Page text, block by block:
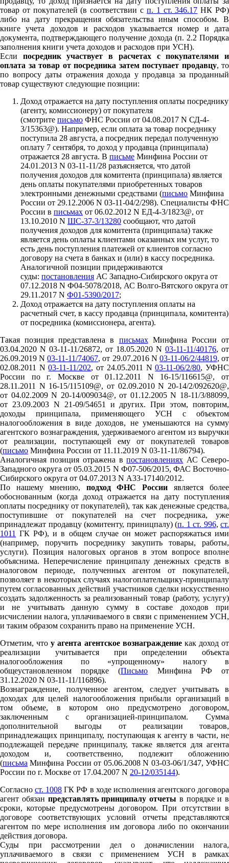
товар от покупателей (в соответствии с п. 1 ст. 346.17 НК РФ)
либо на дату прекращения обязательства иным способом. В
книге учета доходов и расходов указывается номер и дата
документа, подтверждающего получение дохода (п. 2.2 Порядка
заполнения книги учета доходов и расходов при УСН).
Если посредник участвует в расчетах с покупателями и
оплата за товар от посредника затем поступает продавцу, то
по вопросу даты отражения дохода у продавца за проданный
товар существуют следующие позиции:
Доход отражается на дату поступления оплаты посреднику
(агенту, комиссионеру) от покупателя
(смотрите письмо ФНС России от 04.08.2017 N СД-4-
3/15363@). Например, если оплата за товар посреднику
поступила 28 августа, а посредник передал полученную
оплату 7 сентября, то доход у продавца (принципала)
отражается 28 августа. В письме Минфина России от
24.01.2013 N 03-11-11/28 разъясняется, что датой
получения доходов для комитента (принципала) является
день оплаты покупателями приобретенных товаров
электронными денежными средствами (письмо Минфина
России от 29.12.2006 N 03-11-04/2/298). Специалисты ФНС
России в письмах от 06.02.2012 N ЕД-4-3/1823@, от
13.10.2010 N ШС-37-3/13280 сообщают, что датой
получения доходов для комитента (принципала) также
является день оплаты клиентами оказанных им услуг, то
есть день поступления платежей от клиентов согласно
договору на счета в банках и (или) в кассу посредника.
Аналогичной позиции придерживаются
суды: постановления АС Западно-Сибирского округа от
07.12.2018 N Ф04-5078/2018, АС Волго-Вятского округа от
29.11.2017 N Ф01-5390/2017;
Доход отражается на дату поступления оплаты на
расчетный счет, в кассу продавца (принципала, комитента)
от посредника (комиссионера, агента).
Такая позиция представлена в письмахМинфина России от
03.04.2020 N 03-11-11/26872, от 18.05.2020 N 03-11-11/40176, от
26.09.2019 N03-11-11/74067, от 29.07.2016 N 03-11-06/2/44819, от
02.08.2011 N03-11-11/202, от 24.05.2011 N03-11-06/2/80, УФНС
России по г. Москве от 01.12.2011 N 16-15/116615@, от
28.11.2011 N 16-15/115109@, от 02.09.2010 N 20-14/2/092620@,
от 04.02.2009 N 20-14/009034@, от 01.12.2005 N 18-11/3/88099,
от 23.09.2003 N 21-09/54651 и других. При этом, повторим,
доходы принципала, применяющего УСН с объектом
налогообложения в виде доходов, не уменьшаются на сумму
агентского вознаграждения, удерживаемого агентом из выручки
от реализации, поступающей ему от покупателей товаров
(письмо Минфина России от 11.11.2019 N 03-11-11/86794).
Аналогичная позиция отражена впостановлениях АС Северо-
Западного округа от 05.03.2015 N Ф07-506/2015, ФАС Восточно-
Сибирского округа от 04.07.2013 N А33-17140/2012.
По нашему мнению, подход ФНС России является более
обоснованным (когда доход отражается на дату поступления
оплаты посреднику от покупателей), так как денежные средства,
поступившие от покупателей на счет посредника, уже
принадлежат продавцу (комитенту, приницпалу) (п. 1 ст. 996, ст.
1011 ГК РФ), и в общем случае он может распоряжаться ими
(например, поручить посреднику закупить товары, работы,
услуги). Позиция налоговых органов в этом вопросе вполне
объяснима. Неперечисление принципалу денежных средств в
налоговом периоде, полученных агентом от покупателей,
позволяет в некоторых случаях налогоплательщику-принципалу
путем согласованных действий участников сделки искусственно
создать задолженность за реализованный товар (работу, услугу)
и не учитывать данную сумму в составе доходов при
исчислении налога, уплачиваемого в связи с применением УСН,
и таким образом сохранить право на применение УСН.
Отметим, чтоу агента агентское вознаграждениекак доход от
реализации учитывается при определении объекта
налогообложения по «упрощенному» налогу в
общеустановленном порядке (Письмо Минфина РФ от
31.12.2020 N 03-11-11/116896).
Вознаграждение, полученное агентом, следует учитывать в
доходах для целей налогообложения прибыли организаций в
том объеме, в котором оно предусмотрено договором,
заключенным с организацией-принципалом. Сумма
дополнительной выгоды от реализации товаров,
принадлежащих принципалу, поступающая к агенту в части, не
подлежащей передаче принципалу, также является для агента
доходом и, соответственно, подлежит обложению
(письма Минфина России от 05.06.2008 N 03-03-06/1/347, УФНС
России по г. Москве от 17.04.2007 N 20-12/035144).
Согласност. 1008 ГК РФ в ходе исполнения агентского договора
агент обязан представлять принципалу отчеты в порядке и в
сроки, которые предусмотрены договором. При отсутствии в
договоре соответствующих условий отчеты представляются
агентом по мере исполнения им договора либо по окончании
действия договора.
Суды при рассмотрении дел о доначислении налога,
уплачиваемого в связи с применением УСН в рамках